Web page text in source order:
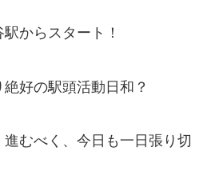
からスタート！
好の駅頭活動日和？
むべく、今日も一日張り切